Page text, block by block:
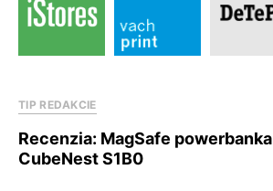
TIP REDAKCIE
Recenzia: MagSafe powerbanka
CubeNest S1B0